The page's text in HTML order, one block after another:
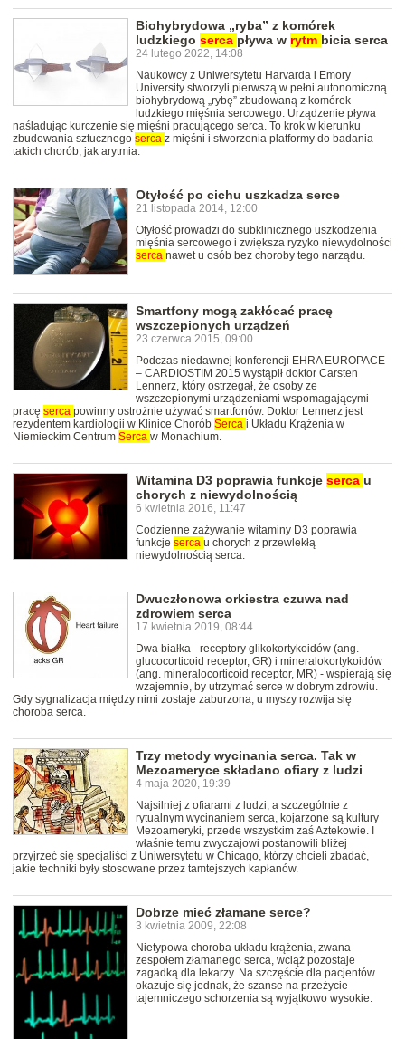
Biohybrydowa „ryba” z komórek
ludzkiego serca pływa w rytm bicia serca
24 lutego 2022, 14:08
Naukowcy z Uniwersytetu Harvarda i Emory
University stworzyli pierwszą w pełni autonomiczną
biohybrydową „rybę” zbudowaną z komórek
ludzkiego mięśnia sercowego. Urządzenie pływa
naśladując kurczenie się mięśni pracującego serca. To krok w kierunku
zbudowania sztucznego serca z mięśni i stworzenia platformy do badania
takich chorób, jak arytmia.
Otyłość po cichu uszkadza serce
21 listopada 2014, 12:00
Otyłość prowadzi do subklinicznego uszkodzenia
mięśnia sercowego i zwiększa ryzyko niewydolności
serca nawet u osób bez choroby tego narządu.
Smartfony mogą zakłócać pracę
wszczepionych urządzeń
23 czerwca 2015, 09:00
Podczas niedawnej konferencji EHRA EUROPACE
– CARDIOSTIM 2015 wystąpił doktor Carsten
Lennerz, który ostrzegał, że osoby ze
wszczepionymi urządzeniami wspomagającymi
pracę serca powinny ostrożnie używać smartfonów. Doktor Lennerz jest
rezydentem kardiologii w Klinice Chorób Serca i Układu Krążenia w
Niemieckim Centrum Serca w Monachium.
Witamina D3 poprawia funkcje serca u
chorych z niewydolnością
6 kwietnia 2016, 11:47
Codzienne zażywanie witaminy D3 poprawia
funkcje serca u chorych z przewlekłą
niewydolnością serca.
Dwuczłonowa orkiestra czuwa nad
zdrowiem serca
17 kwietnia 2019, 08:44
Dwa białka - receptory glikokortykoidów (ang.
glucocorticoid receptor, GR) i mineralokortykoidów
(ang. mineralocorticoid receptor, MR) - wspierają się
wzajemnie, by utrzymać serce w dobrym zdrowiu.
Gdy sygnalizacja między nimi zostaje zaburzona, u myszy rozwija się
choroba serca.
Trzy metody wycinania serca. Tak w
Mezoameryce składano ofiary z ludzi
4 maja 2020, 19:39
Najsilniej z ofiarami z ludzi, a szczególnie z
rytualnym wycinaniem serca, kojarzone są kultury
Mezoameryki, przede wszystkim zaś Aztekowie. I
właśnie temu zwyczajowi postanowili bliżej
przyjrzeć się specjaliści z Uniwersytetu w Chicago, którzy chcieli zbadać,
jakie techniki były stosowane przez tamtejszych kapłanów.
Dobrze mieć złamane serce?
3 kwietnia 2009, 22:08
Nietypowa choroba układu krążenia, zwana
zespołem złamanego serca, wciąż pozostaje
zagadką dla lekarzy. Na szczęście dla pacjentów
okazuje się jednak, że szanse na przeżycie
tajemniczego schorzenia są wyjątkowo wysokie.